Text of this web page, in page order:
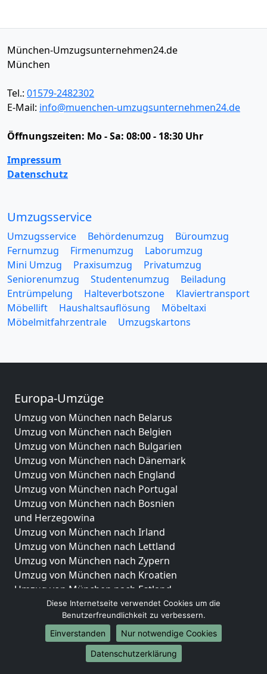
München-Umzugsunternehmen24.de
München
Tel.: 01579-2482302
E-Mail: info@muenchen-umzugsunternehmen24.de
Öffnungszeiten: Mo - Sa: 08:00 - 18:30 Uhr
Impressum
Datenschutz
Umzugsservice
Umzugsservice Behördenumzug
Büroumzug
Fernumzug
Firmenumzug
Laborumzug
Mini Umzug
Praxisumzug
Privatumzug
Seniorenumzug
Studentenumzug
Beiladung
Entrümpelung
Halteverbotszone
Klaviertransport
Möbellift
Haushaltsauflösung
Möbeltaxi
Möbelmitfahrzentrale
Umzugskartons
Europa-Umzüge
Umzug von München nach Belarus
Umzug von München nach Belgien
Umzug von München nach Bulgarien
Umzug von München nach Dänemark
Umzug von München nach England
Umzug von München nach Portugal
Umzug von München nach Bosnien
und Herzegowina
Umzug von München nach Irland
Umzug von München nach Lettland
Umzug von München nach Zypern
Umzug von München nach Kroatien
Umzug von München nach Estland
Umzug von München nach Finnland
Umzug von München nach Frankreich
Umzug von München nach Griechenland
Umzug von München nach Italien
Umzug von München nach Liechtenstein
Diese Internetseite verwendet Cookies um die
Benutzerfreundlichkeit zu verbessern.
Einverstanden
Nur notwendige Cookies
Datenschutzerklärung